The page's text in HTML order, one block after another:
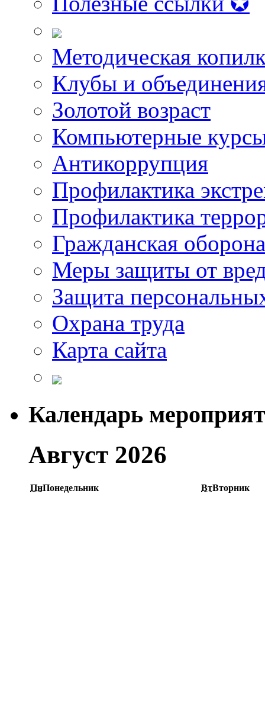
Методическая
Клубы и
Золотой возраст
Компьютерные
Антикоррупция
Профилактика
Профилактика
Гражданская оборона
Меры защиты от
Защита
Охрана труда
Карта сайта
Календарь
Август 2026
ПнПонедельник ВтВторник